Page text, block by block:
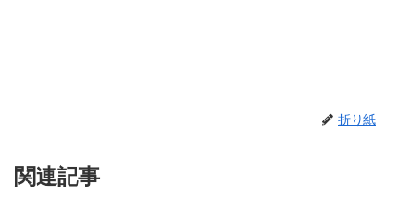
折り紙
関連記事